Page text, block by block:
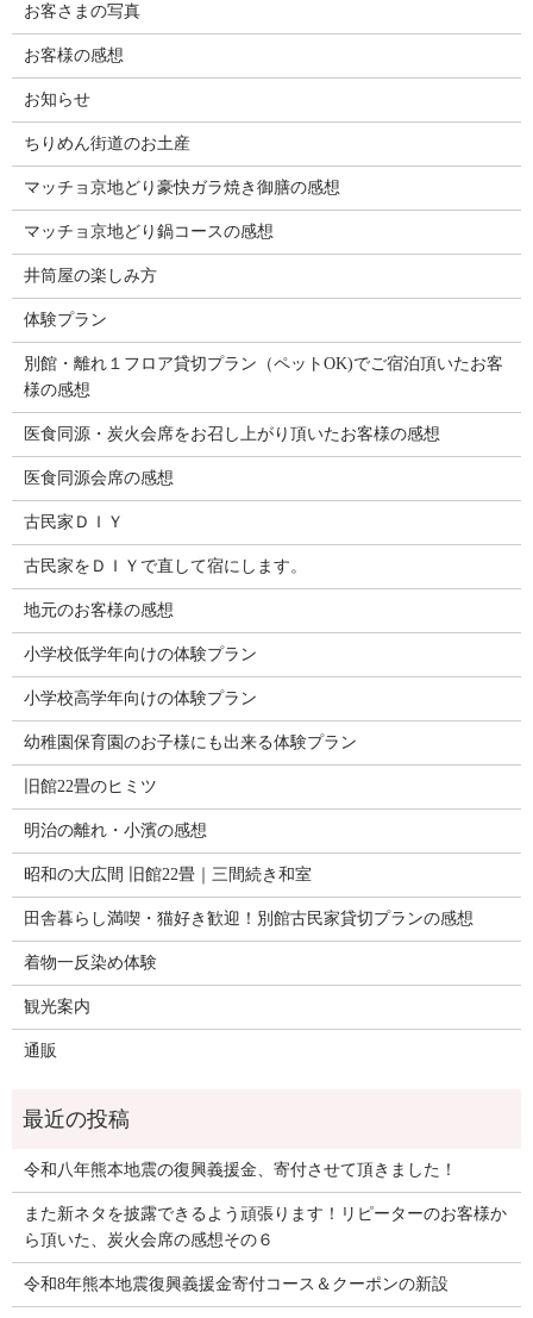
お客さまの写真
お客様の感想
お知らせ
ちりめん街道のお土産
マッチョ京地どり豪快ガラ焼き御膳の感想
マッチョ京地どり鍋コースの感想
井筒屋の楽しみ方
体験プラン
別館・離れ１フロア貸切プラン（ペットOK)でご宿泊頂いたお客
様の感想
医食同源・炭火会席をお召し上がり頂いたお客様の感想
医食同源会席の感想
古民家ＤＩＹ
古民家をＤＩＹで直して宿にします。
地元のお客様の感想
小学校低学年向けの体験プラン
小学校高学年向けの体験プラン
幼稚園保育園のお子様にも出来る体験プラン
旧館22畳のヒミツ
明治の離れ・小濱の感想
昭和の大広間 旧館22畳｜三間続き和室
田舎暮らし満喫・猫好き歓迎！別館古民家貸切プランの感想
着物一反染め体験
観光案内
通販
令和八年熊本地震の復興義援金、寄付させて頂きました！
また新ネタを披露できるよう頑張ります！リピーターのお客様か
ら頂いた、炭火会席の感想その６
令和8年熊本地震復興義援金寄付コース＆クーポンの新設